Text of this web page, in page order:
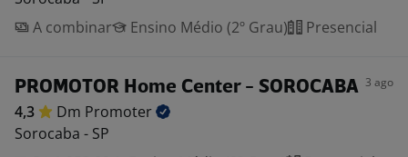
A combinar
Ensino Médio (2º Grau) Presencial
PROMOTOR Home Center - SOROCABA 3 ago
4,3 Dm Promoter
Sorocaba - SP